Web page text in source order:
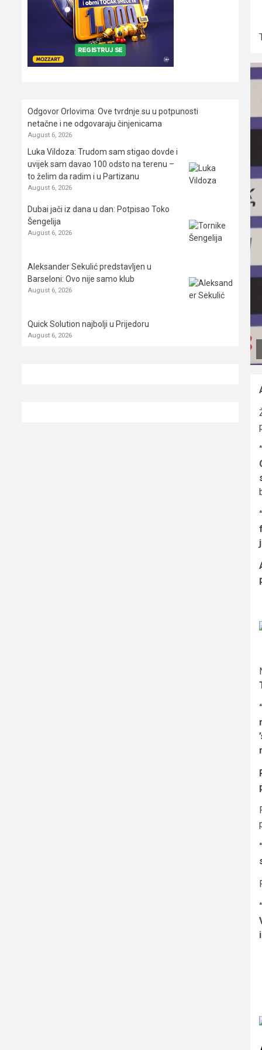
Odgovor Orlovima: ​Ove tvrdnje su u potpunosti
netačne i ne odgovaraju činjenicama
August 6, 2026
Luka Vildoza: Trudom sam stigao dovde i
uvijek sam davao 100 odsto na terenu –
to želim da radim i u Partizanu
August 6, 2026
Dubai jači iz dana u dan: Potpisao Toko
Šengelija
August 6, 2026
Aleksander Sekulić predstavljen u
Barseloni: Ovo nije samo klub
August 6, 2026
Quick Solution najbolji u Prijedoru
August 6, 2026